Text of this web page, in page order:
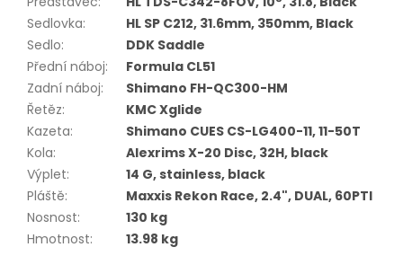
Sedlovka:
HL SP C212, 31.6mm, 350mm, Black
Sedlo:
DDK Saddle
Přední náboj:
Formula CL51
Zadní náboj:
Shimano FH-QC300-HM
Řetěz:
KMC Xglide
Kazeta:
Shimano CUES CS-LG400-11, 11-50T
Kola:
Alexrims X-20 Disc, 32H, black
Výplet:
14 G, stainless, black
Pláště:
Maxxis Rekon Race, 2.4", DUAL, 60PTI
Nosnost:
130 kg
Hmotnost: 13.98 kg